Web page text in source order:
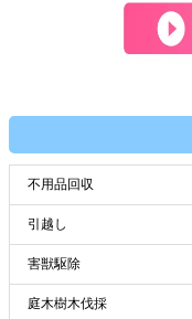
不用品回収
引越し
害獣駆除
庭木樹木伐採